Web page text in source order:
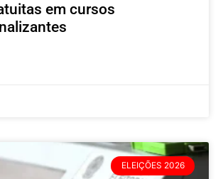
em cursos
ELEIÇÕES 2026